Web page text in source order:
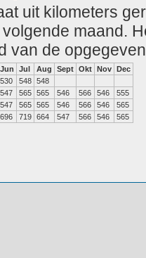
uit kilometers
maand.
van de
Jun Jul Aug Sept Okt Nov Dec
530 548 548
547 565 565 546 566 546
555
547 565 565 546 566 546
565
696 719 664 547 566 546 565